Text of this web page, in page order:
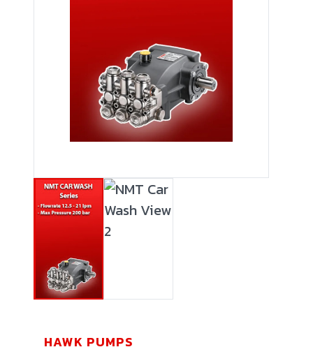
HAWK PUMPS